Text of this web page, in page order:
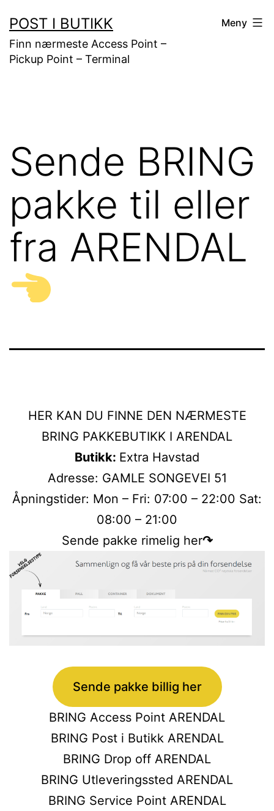
til
innhold
POST I BUTIKK
Finn nærmeste Access Point –
Pickup Point – Terminal
Meny
Sende BRING
pakke til eller
fra ARENDAL
HER KAN DU FINNE DEN NÆRMESTE
BRING PAKKEBUTIKK I ARENDAL
Butikk: Extra Havstad
Adresse: GAMLE SONGEVEI 51
Åpningstider: Mon – Fri: 07:00 – 22:00 Sat:
08:00 – 21:00
Sende pakke rimelig her↷
Sende pakke billig her
BRING Access Point ARENDAL
BRING Post i Butikk ARENDAL
BRING Drop off ARENDAL
BRING Utleveringssted ARENDAL
BRING Service Point ARENDAL